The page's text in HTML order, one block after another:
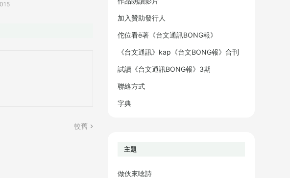
較舊
加入贊助發行人
佗位看ē著《台文通訊BONG報》
《台文通訊》kap《台文BONG報》合刊
試讀《台文通訊BONG報》3期
聯絡方式
字典
主題
做伙來唸詩